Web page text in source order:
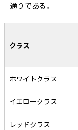
通りである。
クラス
ホワイトクラス
イエロークラス
レッドクラス